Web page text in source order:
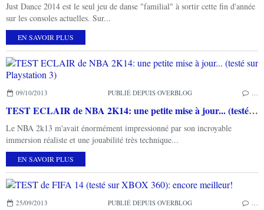
Just Dance 2014 est le seul jeu de danse "familial" à sortir cette fin d'année
sur les consoles actuelles. Sur...
EN SAVOIR PLUS
09/10/2013 PUBLIÉ DEPUIS OVERBLOG …
TEST ECLAIR de NBA 2K14: une petite mise à jour... (testé sur Playstation 3)
Le NBA 2k13 m'avait énormément impressionné par son incroyable
immersion réaliste et une jouabilité très technique...
EN SAVOIR PLUS
25/09/2013 PUBLIÉ DEPUIS OVERBLOG …